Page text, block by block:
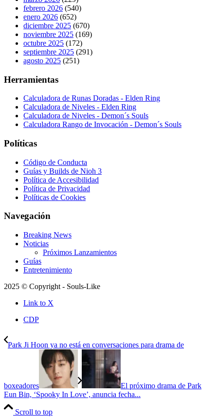
febrero 2026 (540)
enero 2026 (652)
diciembre 2025 (670)
noviembre 2025 (169)
octubre 2025 (172)
septiembre 2025 (291)
agosto 2025 (251)
Herramientas
Calculadora de Runas Doradas - Elden Ring
Calculadora de Niveles - Elden Ring
Calculadora de Niveles - Demon´s Souls
Calculadora Rango de Invocación - Demon´s Souls
Políticas
Código de Conducta
Guías y Builds de Nioh 3
Política de Accesibilidad
Política de Privacidad
Políticas de Cookies
Navegación
Breaking News
Noticias
Próximos Lanzamientos
Guías
Entretenimiento
2025 © Copyright - Souls-Like
Link to X
CDP
Park Ji Hoon ya no está en conversaciones para drama de
boxeadores
El próximo drama de Park
Eun Bin, ‘Spooky In Love’, anuncia fecha...
Scroll to top